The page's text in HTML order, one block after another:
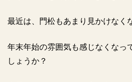
最近は、門松もあまり見かけなく
年末年始の雰囲気も感じなくなっ
しょうか？